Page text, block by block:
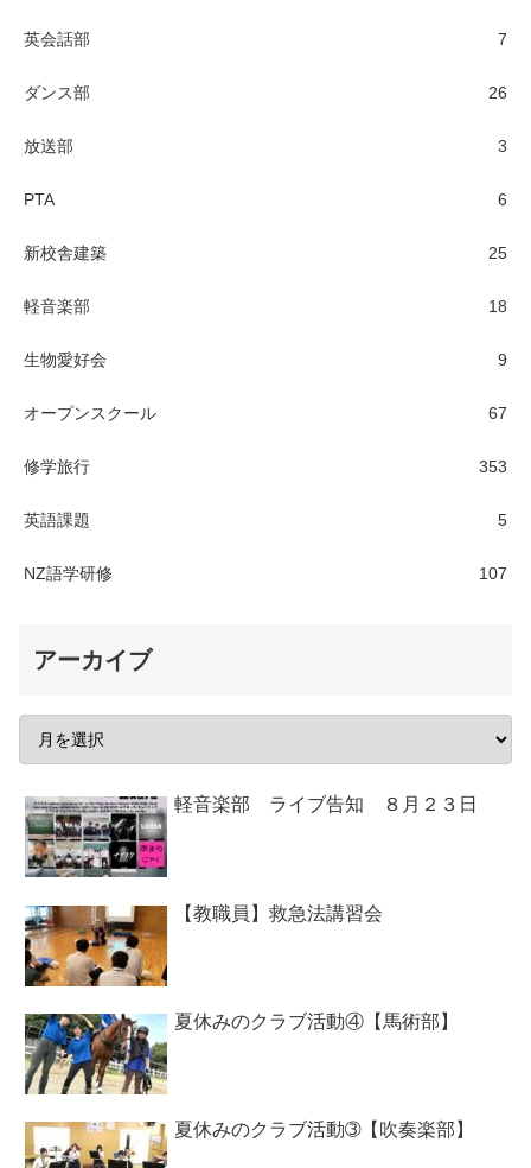
英会話部 7
ダンス部 26
放送部 3
PTA 6
新校舎建築 25
軽音楽部 18
生物愛好会 9
オープンスクール 67
修学旅行 353
英語課題 5
NZ語学研修 107
アーカイブ
軽音楽部 ライブ告知 ８月２３日
【教職員】救急法講習会
夏休みのクラブ活動④【馬術部】
夏休みのクラブ活動➂【吹奏楽部】